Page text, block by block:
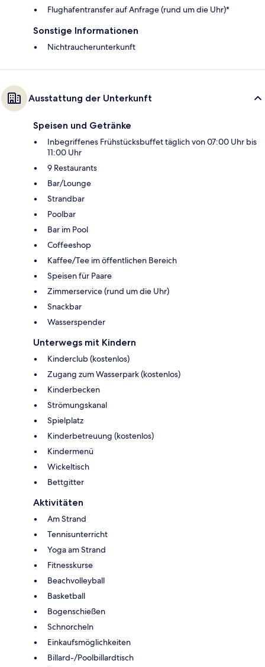
Flughafentransfer auf Anfrage (rund um die Uhr)*
Sonstige Informationen
Nichtraucherunterkunft
Ausstattung der Unterkunft
Speisen und Getränke
Inbegriffenes Frühstücksbuffet täglich von 07:00 Uhr bis
11:00 Uhr
9 Restaurants
Bar/Lounge
Strandbar
Poolbar
Bar im Pool
Coffeeshop
Kaffee/Tee im öffentlichen Bereich
Speisen für Paare
Zimmerservice (rund um die Uhr)
Snackbar
Wasserspender
Unterwegs mit Kindern
Kinderclub (kostenlos)
Zugang zum Wasserpark (kostenlos)
Kinderbecken
Strömungskanal
Spielplatz
Kinderbetreuung (kostenlos)
Kindermenü
Wickeltisch
Bettgitter
Aktivitäten
Am Strand
Tennisunterricht
Yoga am Strand
Fitnesskurse
Beachvolleyball
Basketball
Bogenschießen
Schnorcheln
Einkaufsmöglichkeiten
Billard-/Poolbillardtisch